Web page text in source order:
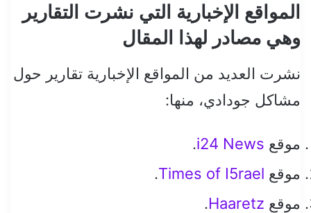
المواقع الإخبارية التي نشرت التقارير
وهي مصادر لهذا المقال
نشرت العديد من المواقع الإخبارية تقارير حول
مشاكل جودادي، منها:
موقع i24 News
.
موقع Times of I5rael
.
موقع Haaretz
.